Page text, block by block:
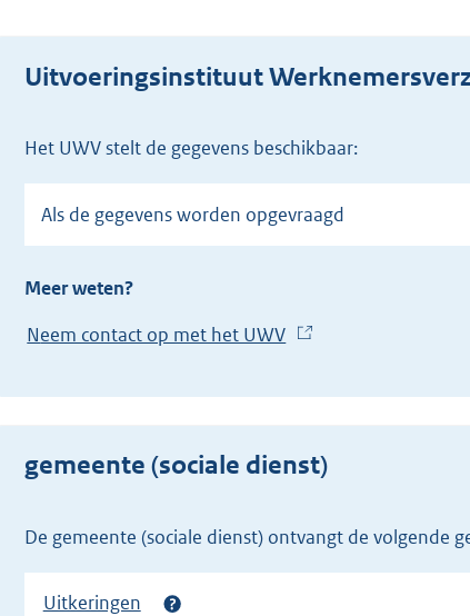
Uitvoeringsinstituut
het UWV stelt de gegevens beschikbaar:
Als de gegevens worden opgevraagd
Meer weten?
Neem contact op met het UWV
x
t
e
e
l
gemeente (sociale dienst)
de gemeente (sociale dienst) ontvangt de volgende
Uitkeringen